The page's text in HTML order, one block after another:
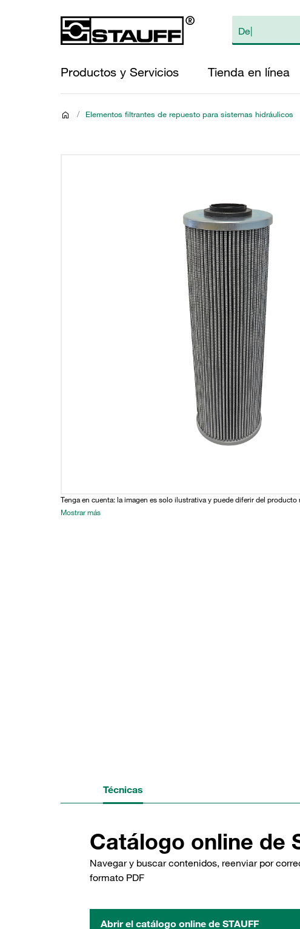
Productos y Servicios Tienda en línea
/ Elementos filtrantes de repuesto para sistemas hidráulicos
Tenga en cuenta: la imagen es solo ilustrativa y puede diferir del producto
Mostrar más
Técnicas
Catálogo online de
Navegar y buscar contenidos, reenviar por
formato PDF
Abrir el catálogo online de STAUFF